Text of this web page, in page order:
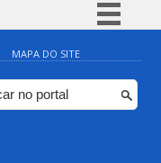
Simplifique!
Comunica BR
Participe
MAPA DO SITE